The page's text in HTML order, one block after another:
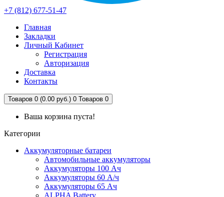
+7 (812) 677-51-47
Главная
Закладки
Личный Кабинет
Регистрация
Авторизация
Доставка
Контакты
Товаров 0 (0.00 руб.) 0 Товаров 0
Ваша корзина пуста!
Категории
Аккумуляторные батареи
Автомобильные аккумуляторы
Аккумуляторы 100 Ач
Аккумуляторы 60 А/ч
Аккумуляторы 65 Ач
ALPHA Battery